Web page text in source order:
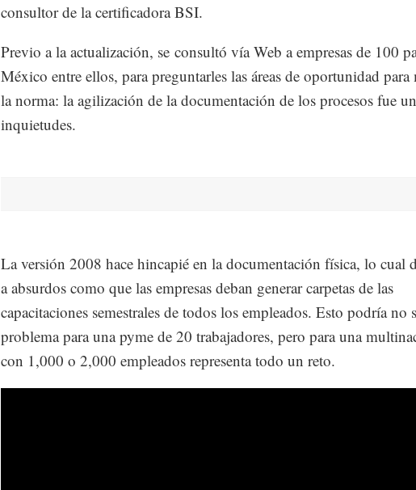
consultor de la certificadora BSI.
Previo a la actualización, se consultó vía Web a empresas de 100
México entre ellos, para preguntarles las áreas de oportunidad para
la norma: la agilización de la documentación de los procesos fue
inquietudes.
La versión 2008 hace hincapié en la documentación física, lo cual
a absurdos como que las empresas deban generar carpetas de las
capacitaciones semestrales de todos los empleados. Esto podría no
problema para una pyme de 20 trabajadores, pero para una
con 1,000 o 2,000 empleados representa todo un reto.